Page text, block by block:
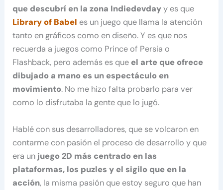
que descubrí en la zona Indiedevdayy es que
Library of Babel es un juego que llama la atención
tanto en gráficos como en diseño. Y es que nos
recuerda a juegos como Prince of Persia o
Flashback, pero además es que el arte que ofrece
dibujado a mano es un espectáculo en
movimiento. No me hizo falta probarlo para ver
como lo disfrutaba la gente que lo jugó.
Hablé con sus desarrolladores, que se volcaron en
contarme con pasión el proceso de desarrollo y que
era un juego 2D más centrado en las
plataformas, los puzles y el sigilo que en la
acción, la misma pasión que estoy seguro que han